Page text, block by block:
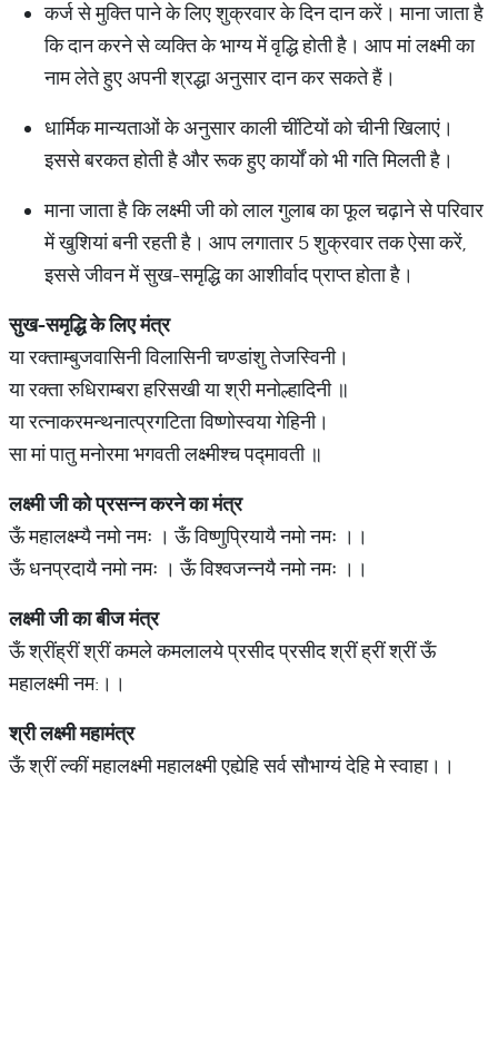
कर्ज से मुक्ति पाने के लिए शुक्रवार के दिन दान करें। माना जाता है
कि दान करने से व्यक्ति के भाग्य में वृद्धि होती है। आप मां लक्ष्मी का
नाम लेते हुए अपनी श्रद्धा अनुसार दान कर सकते हैं।
धार्मिक मान्यताओं के अनुसार काली चींटियों को चीनी खिलाएं।
इससे बरकत होती है और रूक हुए कार्यों को भी गति मिलती है।
माना जाता है कि लक्ष्मी जी को लाल गुलाब का फूल चढ़ाने से परिवार
में खुशियां बनी रहती है। आप लगातार 5 शुक्रवार तक ऐसा करें,
इससे जीवन में सुख-समृद्धि का आशीर्वाद प्राप्त होता है।
सुख-समृद्धिकेलिएमंत्र
या रक्ताम्बुजवासिनी विलासिनी चण्डांशु तेजस्विनी।
या रक्ता रुधिराम्बरा हरिसखी या श्री मनोल्हादिनी ॥
या रत्नाकरमन्थनात्प्रगटिता विष्णोस्वया गेहिनी।
सा मां पातु मनोरमा भगवती लक्ष्मीश्च पद्मावती ॥
लक्ष्मीजीकोप्रसन्नकरनेकामंत्र
ऊँ महालक्ष्म्यै नमो नमः । ऊँ विष्णुप्रियायै नमो नमः ।।
ऊँ धनप्रदायै नमो नमः । ऊँ विश्वजन्नयै नमो नमः ।।
लक्ष्मीजीकाबीजमंत्र
ऊँ श्रींह्रीं श्रीं कमले कमलालये प्रसीद प्रसीद श्रीं ह्रीं श्रीं ऊँ
महालक्ष्मी नम:।।
श्रीलक्ष्मीमहामंत्र
ऊँ श्रीं ल्कीं महालक्ष्मी महालक्ष्मी एह्येहि सर्व सौभाग्यं देहि मे स्वाहा।।